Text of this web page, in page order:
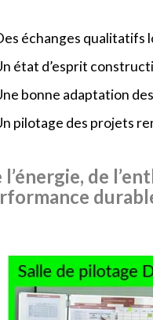
échanges qualitatifs
état d’esprit
bonne adaptation
pilotage des projets
l’énergie, de